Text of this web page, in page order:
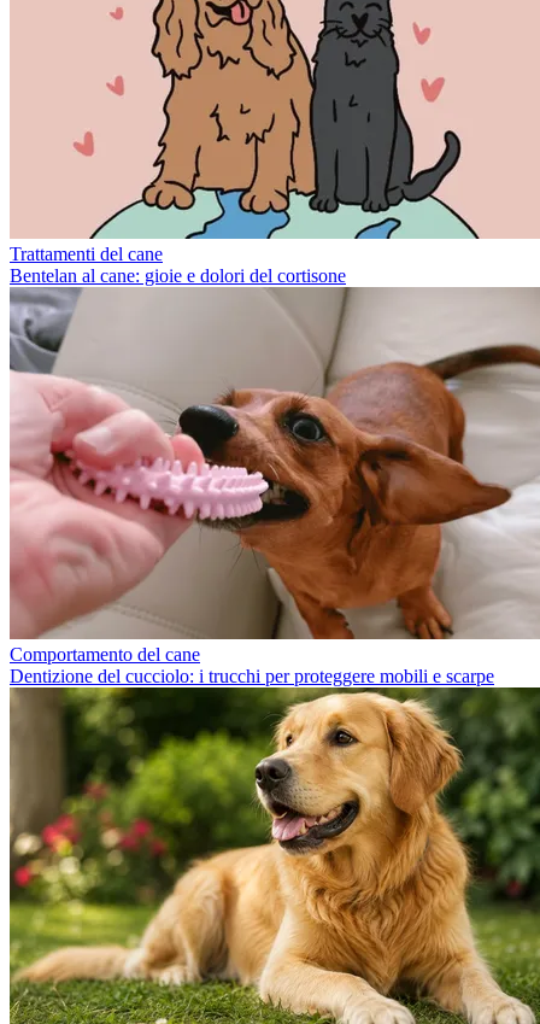
Trattamenti del cane
Bentelan al cane: gioie e dolori del cortisone
Comportamento del cane
Dentizione del cucciolo: i trucchi per proteggere mobili e scarpe